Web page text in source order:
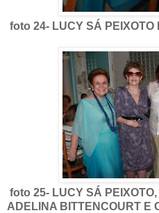
foto 24- LUCY SÁ PEIXOTO
foto 25- LUCY SÁ
ADELINA BITTENCOURT E